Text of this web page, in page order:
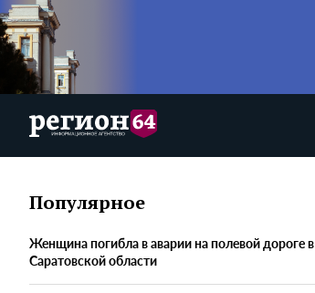
Популярное
Женщина погибла в аварии на полевой дороге в
Саратовской области